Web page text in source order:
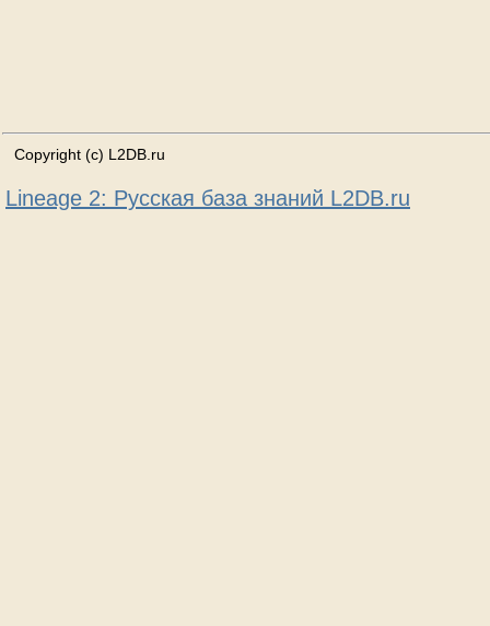
Copyright (c) L2DB.ru
Lineage 2: Русская база знаний L2DB.ru